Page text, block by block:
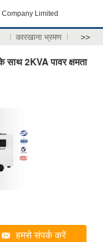
Limited
कारखाना भ्रमण >>
2KVA पावर क्षमता
हमसे संपर्क करें